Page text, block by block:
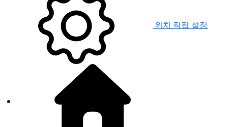
위치 직접 설정